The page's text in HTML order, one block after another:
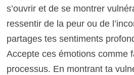
s’ouvrir et de se montrer
ressentir de la peur ou de
partages tes sentiments
Accepte ces émotions comme
processus. En montrant ta